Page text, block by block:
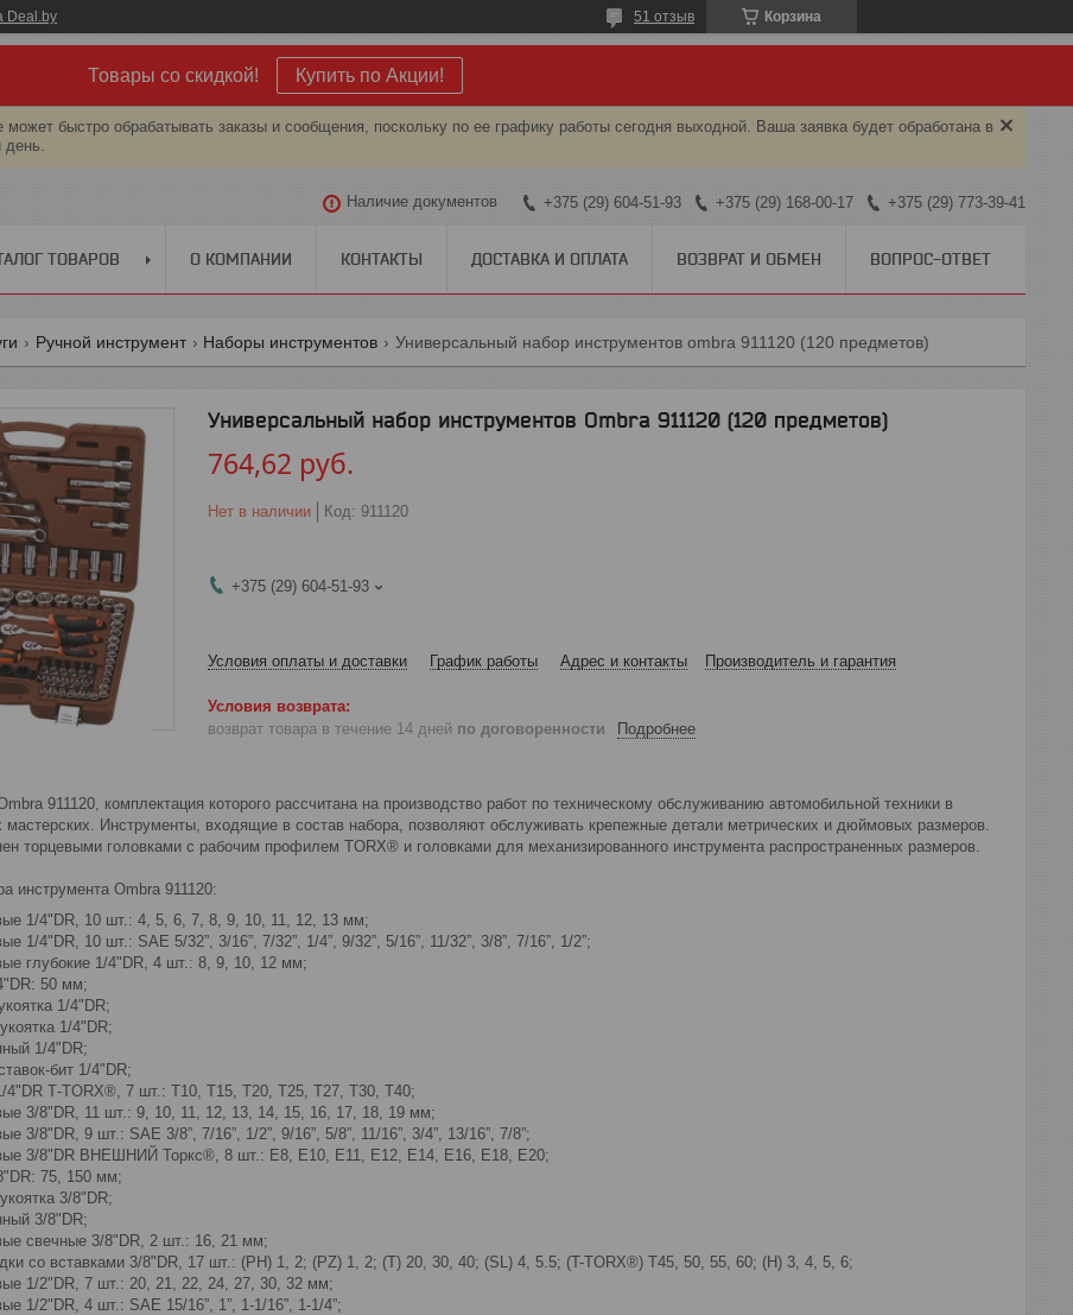
Deal.by Корзина
51 отзыв
Товары со скидкой! Купить по Акции!
может быстро обрабатывать заказы и сообщения, поскольку по ее графику работы сегодня выходной. Ваша заявка будет обработана в
день.
Наличие документов +375 (29) 604-51-93 +375 (29) 168-00-17 +375 (29) 773-39-41
ТОВАРОВ О КОМПАНИИ КОНТАКТЫ ДОСТАВКА И ОПЛАТА ВОЗВРАТ И ОБМЕН ВОПРОС-ОТВЕТ
Ручной инструмент Наборы инструментов Универсальный набор инструментов ombra 911120 (120 предметов)
Универсальный набор инструментов Ombra 911120 (120 предметов)
764,62 руб.
Нет в наличии Код: 911120
+375 (29) 604-51-93
Условия оплаты и доставки График работы Адрес и контакты Производитель и гарантия
возврат товара в течение 14 дней по договоренности Подробнее
911120, комплектация которого рассчитана на производство работ по техническому обслуживанию автомобильной техники в
мастерских. Инструменты, входящие в состав набора, позволяют обслуживать крепежные детали метрических и дюймовых размеров.
торцевыми головками с рабочим профилем TORX® и головками для механизированного инструмента распространенных размеров.
инструмента Ombra 911120:
1/4"DR, 10 шт.: 4, 5, 6, 7, 8, 9, 10, 11, 12, 13 мм;
1/4"DR, 10 шт.: SAE 5/32”, 3/16”, 7/32”, 1/4”, 9/32”, 5/16”, 11/32”, 3/8”, 7/16”, 1/2”;
глубокие 1/4"DR, 4 шт.: 8, 9, 10, 12 мм;
50 мм;
1/4"DR;
1/4"DR;
1/4"DR;
бит 1/4"DR;
4"DR Т-TORX®, 7 шт.: T10, Т15, Т20, Т25, Т27, Т30, Т40;
3/8"DR, 11 шт.: 9, 10, 11, 12, 13, 14, 15, 16, 17, 18, 19 мм;
3/8"DR, 9 шт.: SAE 3/8”, 7/16”, 1/2”, 9/16”, 5/8”, 11/16”, 3/4”, 13/16”, 7/8”;
3/8"DR ВНЕШНИЙ Торкс®, 8 шт.: E8, E10, E11, E12, E14, E16, E18, E20;
75, 150 мм;
3/8"DR;
3/8"DR;
свечные 3/8"DR, 2 шт.: 16, 21 мм;
со вставками 3/8"DR, 17 шт.: (PH) 1, 2; (PZ) 1, 2; (T) 20, 30, 40; (SL) 4, 5.5; (T-TORX®) T45, 50, 55, 60; (H) 3, 4, 5, 6;
1/2"DR, 7 шт.: 20, 21, 22, 24, 27, 30, 32 мм;
1/2"DR, 4 шт.: SAE 15/16”, 1”, 1-1/16”, 1-1/4”;